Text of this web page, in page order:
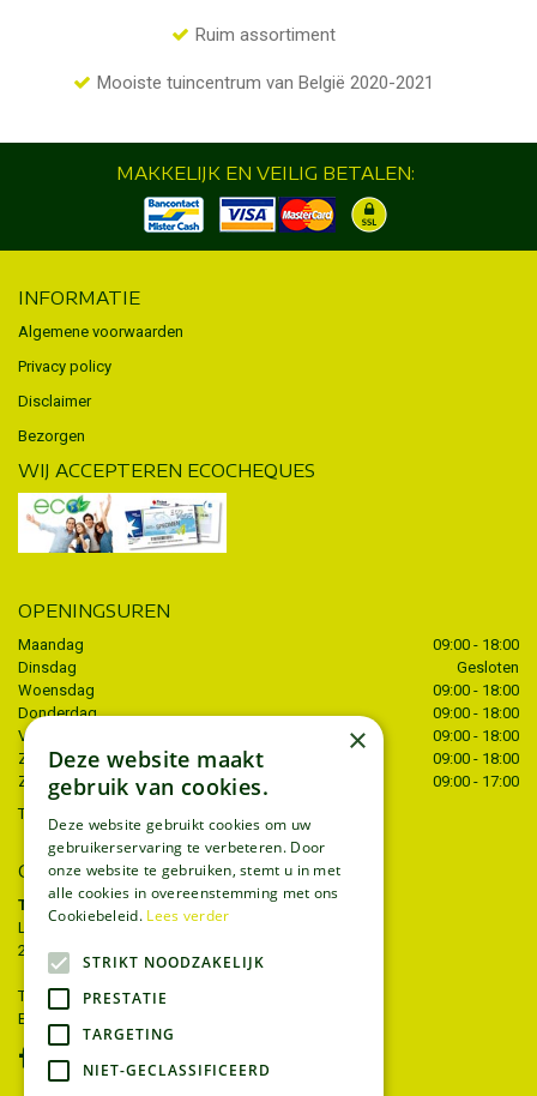
Ruim assortiment
Mooiste tuincentrum van België 2020-2021
MAKKELIJK EN VEILIG BETALEN:
INFORMATIE
Algemene voorwaarden
Privacy policy
Disclaimer
Bezorgen
WIJ ACCEPTEREN ECOCHEQUES
OPENINGSUREN
Maandag
09:00 - 18:00
Dinsdag
Gesloten
Woensdag
09:00 - 18:00
Donderdag
09:00 - 18:00
Vrijdag
09:00 - 18:00
Zaterdag
09:00 - 18:00
Zondag
09:00 - 17:00
Toon alle openingstijden
CONTACT
Tuincentrum Thiels
Liersesteenweg 68
2221 Heist-op-den-berg
T.
015 22 27 52
E.
×
Deze website maakt
gebruik van cookies.
Deze website gebruikt cookies om uw
gebruikerservaring te verbeteren. Door
onze website te gebruiken, stemt u in met
alle cookies in overeenstemming met ons
Cookiebeleid. Lees verder
STRIKT NOODZAKELIJK
PRESTATIE
TARGETING
NIET-GECLASSIFICEERD